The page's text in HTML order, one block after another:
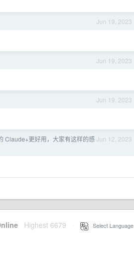
Jun 19, 2023
Jun 19, 2023
Jun 19, 2023
Jun 12, 2023
Claude+更好用，大家有这样的感
Highest 6679 Select Language